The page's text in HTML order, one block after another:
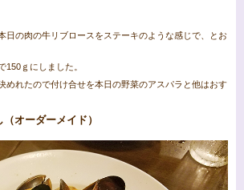
日の肉の牛リブロースをステーキのような感じで、とお
150ｇにしました。
めれたので付け合せを本日の野菜のアスパラと他はおす
オーダーメイド）